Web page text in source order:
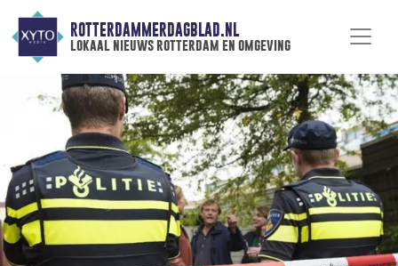
ROTTERDAMMERDAGBLAD.NL
lokaal nieuws rotterdam en omgeving